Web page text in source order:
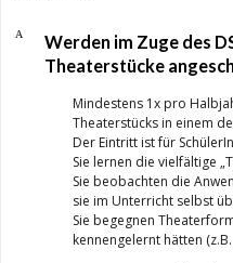
A
Werden im Zuge des
Theaterstücke
Mindestens 1x pro
Theaterstücks in einem
Der Eintritt ist für
Sie lernen die vielfältige
Sie beobachten die
sie im Unterricht selbst
Sie begegnen
kennengelernt hätten